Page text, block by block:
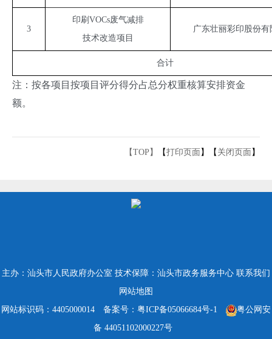
3
印刷VOCs废气减排
技术改造项目
广东壮丽彩印股份有
合计
注：按各项目按项目评分得分占总分权重核算安排资金
额。
【TOP】 【打印页面 】【 关闭页面 】
主办：汕头市人民政府办公室 技术保障：汕头市政务服务中心 联系我们
网站地图
网站标识码：4405000014
备案号：粤ICP备05066684号-1
粤公网安
备 44051102000227号